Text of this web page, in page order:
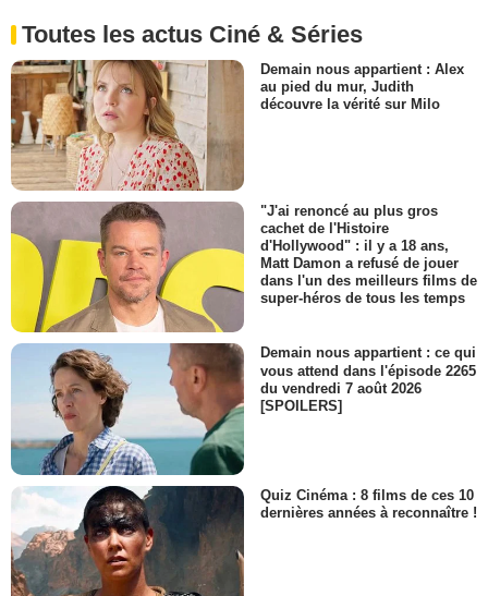
Toutes les actus Ciné & Séries
Demain nous appartient : Alex
au pied du mur, Judith
découvre la vérité sur Milo
"J'ai renoncé au plus gros
cachet de l'Histoire
d'Hollywood" : il y a 18 ans,
Matt Damon a refusé de jouer
dans l'un des meilleurs films de
super-héros de tous les temps
Demain nous appartient : ce qui
vous attend dans l'épisode 2265
du vendredi 7 août 2026
[SPOILERS]
Quiz Cinéma : 8 films de ces 10
dernières années à reconnaître !